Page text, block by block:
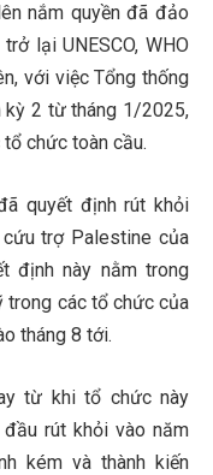
nắm quyền đã đảo
lại UNESCO, WHO
với việc Tổng thống
kỳ 2 từ tháng 1/2025,
chức toàn cầu.
quyết định rút khỏi
trợ Palestine của
định này nằm trong
trong các tổ chức của
tháng 8 tới.
từ khi tổ chức này
rút khỏi vào năm
kém và thành kiến